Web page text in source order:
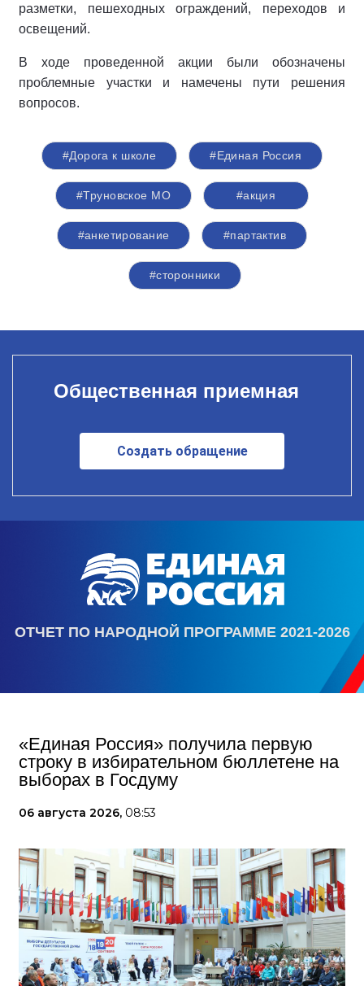
разметки, пешеходных ограждений, переходов и
освещений.
В ходе проведенной акции были обозначены
проблемные участки и намечены пути решения
вопросов.
#Дорога к школе #Единая Россия
#Труновское МО #акция
#анкетирование #партактив
#сторонники
Общественная приемная
Создать обращение
ОТЧЕТ ПО НАРОДНОЙ ПРОГРАММЕ 2021-2026
«Единая Россия» получила первую
строку в избирательном бюллетене на
выборах в Госдуму
06 августа 2026, 08:53